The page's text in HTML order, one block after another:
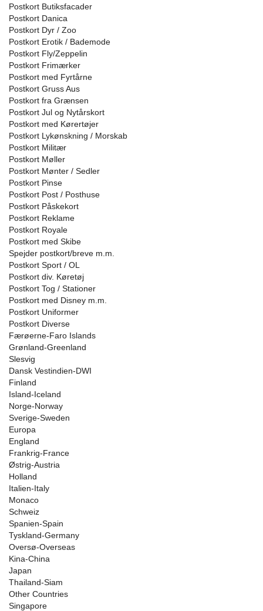
Postkort Butiksfacader
Postkort Danica
Postkort Dyr / Zoo
Postkort Erotik / Bademode
Postkort Fly/Zeppelin
Postkort Frimærker
Postkort med Fyrtårne
Postkort Gruss Aus
Postkort fra Grænsen
Postkort Jul og Nytårskort
Postkort med Kørertøjer
Postkort Lykønskning / Morskab
Postkort Militær
Postkort Møller
Postkort Mønter / Sedler
Postkort Pinse
Postkort Post / Posthuse
Postkort Påskekort
Postkort Reklame
Postkort Royale
Postkort med Skibe
Spejder postkort/breve m.m.
Postkort Sport / OL
Postkort div. Køretøj
Postkort Tog / Stationer
Postkort med Disney m.m.
Postkort Uniformer
Postkort Diverse
Færøerne-Faro Islands
Grønland-Greenland
Slesvig
Dansk Vestindien-DWI
Finland
Island-Iceland
Norge-Norway
Sverige-Sweden
Europa
England
Frankrig-France
Østrig-Austria
Holland
Italien-Italy
Monaco
Schweiz
Spanien-Spain
Tyskland-Germany
Oversø-Overseas
Kina-China
Japan
Thailand-Siam
Other Countries
Singapore